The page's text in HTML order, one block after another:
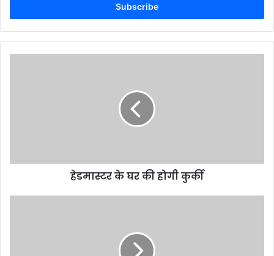
हेडमास्टर के घर की होगी कुर्की